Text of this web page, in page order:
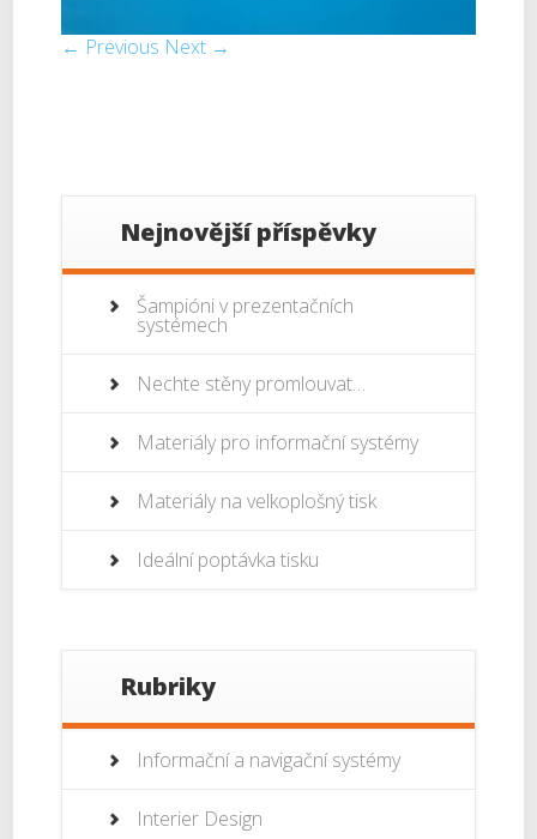
← Previous Next →
Nejnovější příspěvky
Šampióni v prezentačních
systémech
Nechte stěny promlouvat…
Materiály pro informační systémy
Materiály na velkoplošný tisk
Ideální poptávka tisku
Rubriky
Informační a navigační systémy
Interier Design